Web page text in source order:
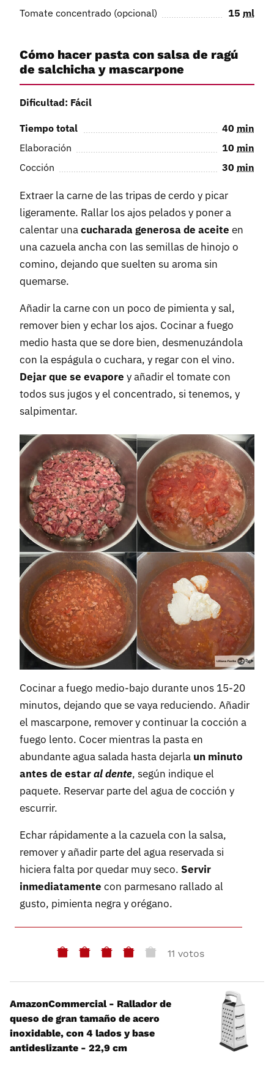
Tomate concentrado (opcional)
15 ml
Cómo hacer pasta con salsa de ragú
de salchicha y mascarpone
Dificultad: Fácil
Tiempo total 40 min
Elaboración
10 min
Cocción
30 min
Extraer la carne de las tripas de cerdo y picar
ligeramente. Rallar los ajos pelados y poner a
calentar unacucharada generosa de aceite en
una cazuela ancha con las semillas de hinojo o
comino, dejando que suelten su aroma sin
quemarse.
Añadir la carne con un poco de pimienta y sal,
remover bien y echar los ajos. Cocinar a fuego
medio hasta que se dore bien, desmenuzándola
con la espágula o cuchara, y regar con el vino.
Dejar que se evapore y añadir el tomate con
todos sus jugos y el concentrado, si tenemos, y
salpimentar.
Cocinar a fuego medio-bajo durante unos 15-20
minutos, dejando que se vaya reduciendo. Añadir
el mascarpone, remover y continuar la cocción a
fuego lento. Cocer mientras la pasta en
abundante agua salada hasta dejarla un minuto
antes de estaral dente, según indique el
paquete. Reservar parte del agua de cocción y
escurrir.
Echar rápidamente a la cazuela con la salsa,
remover y añadir parte del agua reservada si
hiciera falta por quedar muy seco. Servir
inmediatamente con parmesano rallado al
gusto, pimienta negra y orégano.
11 votos
AmazonCommercial - Rallador de
queso de gran tamaño de acero
inoxidable, con 4 lados y base
antideslizante - 22,9 cm